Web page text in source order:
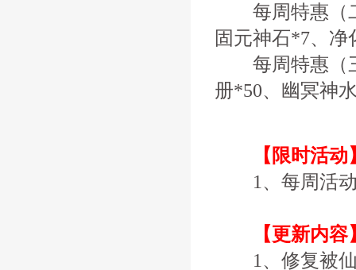
每周特惠（二
固元神石*7、净
每周特惠（三
册*50、幽冥神
【限时活动
1、每周活
【更新内容
1、修复被仙